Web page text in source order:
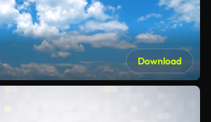
Download